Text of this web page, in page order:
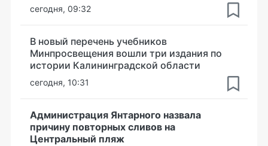
сегодня, 09:32
В новый перечень учебников
Минпросвещения вошли три издания по
истории Калининградской области
сегодня, 10:31
Администрация Янтарного назвала
причину повторных сливов на
Центральный пляж